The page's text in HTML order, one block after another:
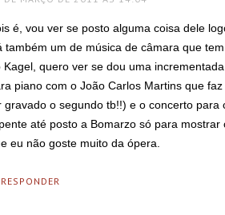
é, vou ver se posto alguma coisa dele
também um de música de câmara que
Kagel, quero ver se dou uma
piano com o João Carlos Martins que
gravado o segundo tb!!) e o concerto
até posto a Bomarzo só para
eu não goste muito da ópera.
RESPONDER